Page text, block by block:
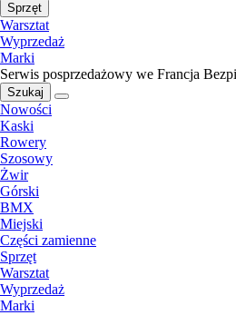
Sprzęt
Warsztat
Wyprzedaż
Marki
Serwis posprzedażowy we Francja
Szukaj
Nowości
Kaski
Rowery
Szosowy
Żwir
Górski
BMX
Miejski
Części zamienne
Sprzęt
Warsztat
Wyprzedaż
Marki